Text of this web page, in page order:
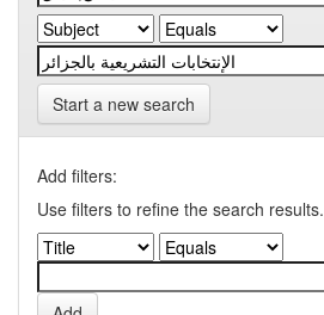
Start a new search
Add filters:
Use filters to refine the search results.